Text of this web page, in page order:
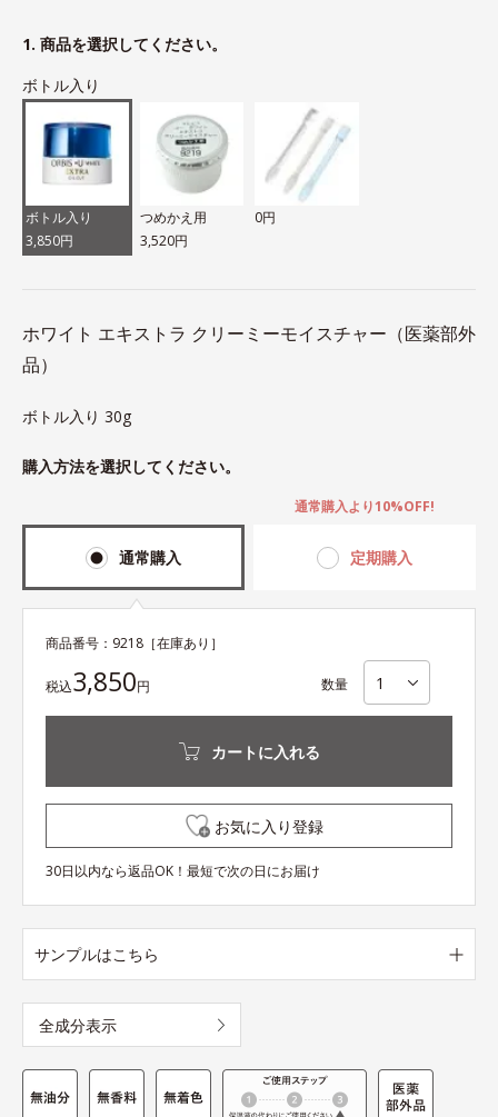
1. 商品を選択してください。
ボトル入り
ボトル入り
3,850円
つめかえ用
3,520円
0円
ホワイト エキストラ クリーミーモイスチャー（医薬部外
品）
ボトル入り 30g
購入方法を選択してください。
通常購入 定期購入
通常購入より10%OFF!
商品番号： 9218 ［在庫あり］
税込3,850円 数量
カートに入れる
お気に入り登録
30日以内なら返品OK！最短で次の日にお届け
サンプルはこちら
全成分表示